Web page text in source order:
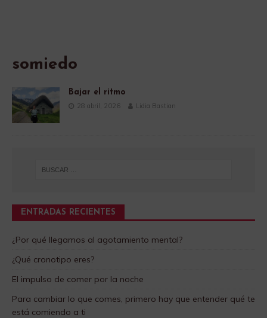
somiedo
Bajar el ritmo
28 abril, 2026 Lidia Bastian
ENTRADAS RECIENTES
¿Por qué llegamos al agotamiento mental?
¿Qué cronotipo eres?
El impulso de comer por la noche
Para cambiar lo que comes, primero hay que entender qué te
está comiendo a ti